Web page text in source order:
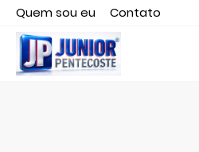
Quem sou eu
Contato
Editor responsável, jornalista